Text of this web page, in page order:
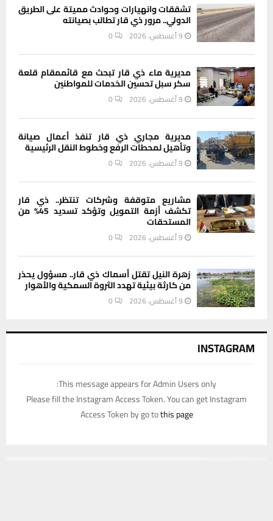
تشققات وانهيارات وحوادث مميتة على الطريق
الدولي.. مرور ذي قار تطالب بصيانته
9 أغسطس، 2026 0
مديرية ماء ذي قار تبحث مع قائممقام قلعة
سكر سبل تحسين الخدمات للمواطنين
9 أغسطس، 2026 0
مديرية مجاري ذي قار تنفذ أعمال صيانة
وتأهيل لمحطات الرفع وخطوط النقل الرئيسية
9 أغسطس، 2026 0
مشاريع متوقفة وشركات تنتظر.. ذي قار
تكشف أزمة التمويل وتؤكد تسديد 45% من
المستحقات
9 أغسطس، 2026 0
زهرة النيل تقتل أسماك ذي قار.. مسؤول يحذر
من كارثة بيئية تهدد الثروة السمكية والأهوار
9 أغسطس، 2026 0
INSTAGRAM
This message appears for Admin Users only:
Please fill the Instagram Access Token. You can get Instagram
Access Token by go tothis page